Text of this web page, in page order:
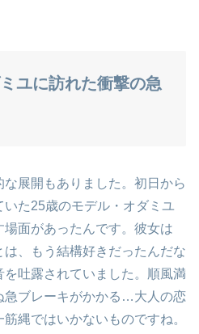
ユに訪れた衝撃の急
展開もありました。初日から
た25歳のモデル・オダミユ
面があったんです。彼女は
は、もう結構好きだったんだな
を吐露されていました。順風満
急ブレーキがかかる…大人の恋
縄ではいかないものですね。